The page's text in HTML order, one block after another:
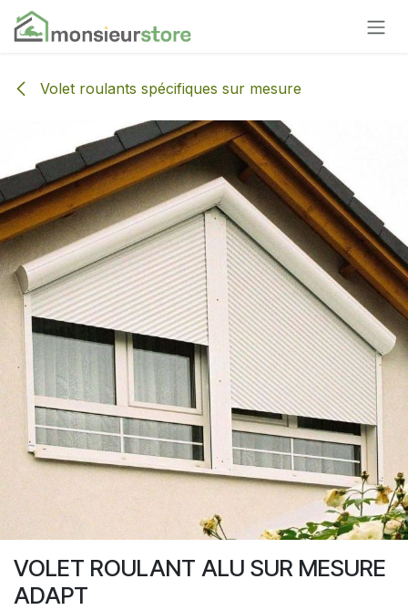
Se rendre au contenu
Volet roulants spécifiques sur mesure
VOLET ROULANT ALU SUR MESURE
ADAPT